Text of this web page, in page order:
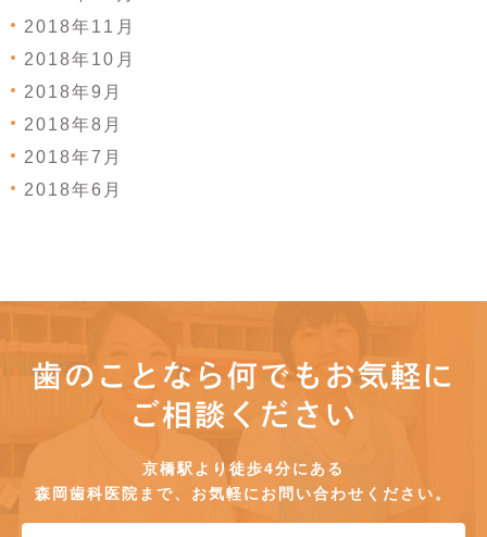
2018年11月
2018年10月
2018年9月
2018年8月
2018年7月
2018年6月
歯のことなら何でもお気軽に
ご相談ください
京橋駅より徒歩4分にある
森岡歯科医院まで、お気軽にお問い合わせください。